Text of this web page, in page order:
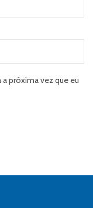
próxima vez que eu